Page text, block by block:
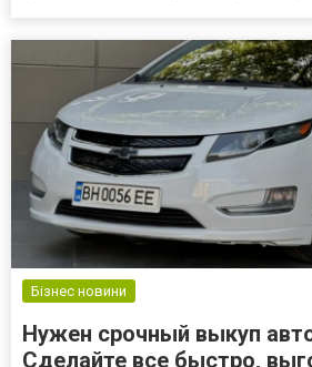
Бізнес новини
Нужен срочный выкуп
Сделайте все быстро,